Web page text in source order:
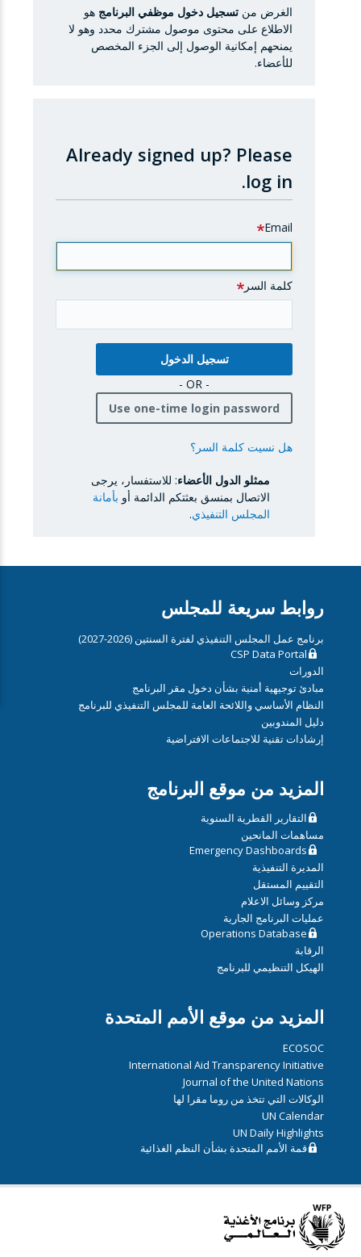
الغرض من تسجيل دخول موظفي البرنامج هو
الاطلاع على محتوى موصول مشترك محدد وهو لا
يمنحهم إمكانية الوصول إلى الجزء المخصص
للأعضاء.
Already signed up? Please
log in.
Email
كلمة السر
- OR -
Use one-time login password
هل نسيت كلمة السر؟
ممثلو الدول الأعضاء: للاستفسار، يرجى
الاتصال بمنسق بعثتكم الدائمة أو بأمانة
المجلس التنفيذي.
روابط سريعة للمجلس
برنامج عمل المجلس التنفيذي لفترة السنتين (2026-2027)
CSP Data Portal
الدورات
مبادئ توجيهية أمنية بشأن دخول مقر البرنامج
النظام الأساسي واللائحة العامة للمجلس التنفيذي للبرنامج
دليل المندوبين
إرشادات تقنية للاجتماعات الافتراضية
المزيد من موقع البرنامج
التقارير القطرية السنوية
مساهمات المانحين
Emergency Dashboards
المديرة التنفيذية
التقييم المستقل
مركز وسائل الاعلام
عمليات البرنامج الجارية
Operations Database
الرقابة
الهيكل التنظيمي للبرنامج
المزيد من موقع الأمم المتحدة
ECOSOC
International Aid Transparency Initiative
Journal of the United Nations
الوكالات التي تتخذ من روما مقرا لها
UN Calendar
UN Daily Highlights
قمة الأمم المتحدة بشأن النظم الغذائية